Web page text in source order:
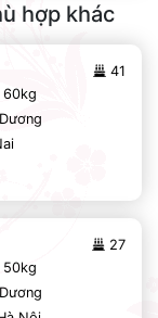
hợp khác
41
60kg
27
50kg